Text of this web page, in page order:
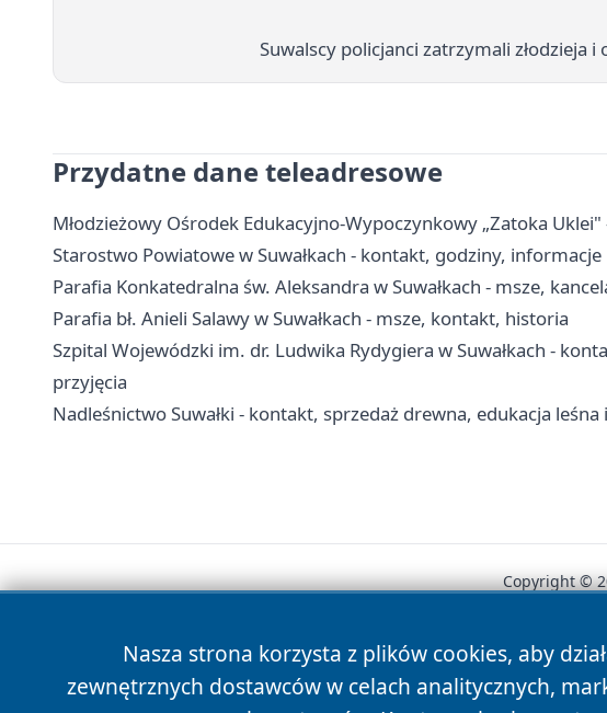
Suwalscy policjanci zatrzymali złodzieja
Przydatne dane teleadresowe
Młodzieżowy Ośrodek Edukacyjno-Wypoczynkowy „Zatoka
Starostwo Powiatowe w Suwałkach - kontakt, godziny, informacje
Parafia Konkatedralna św. Aleksandra w Suwałkach - msze,
Parafia bł. Anieli Salawy w Suwałkach - msze, kontakt, historia
Szpital Wojewódzki im. dr. Ludwika Rydygiera w Suwałkach -
przyjęcia
Nadleśnictwo Suwałki - kontakt, sprzedaż drewna, edukacja leśna
Nasza strona korzysta z plików cookies, aby
zewnętrznych dostawców w celach analitycznych,
Copyright ©
News